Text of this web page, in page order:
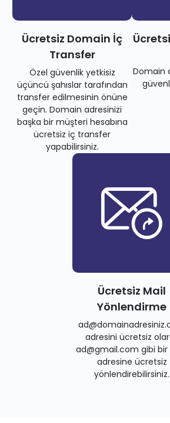
Ücretsiz Domain İç
Transfer
Özel güvenlik yetkisiz
üçüncü şahıslar tarafından
transfer edilmesinin önüne
geçin. Domain adresinizi
başka bir müşteri hesabına
ücretsiz iç transfer
yapabilirsiniz.
Domain
Ücretsiz Mail
Yönlendirme
adresini ücretsiz
ad@gmail.com gibi bir
adresine ücretsiz
yönlendirebilirsiniz.